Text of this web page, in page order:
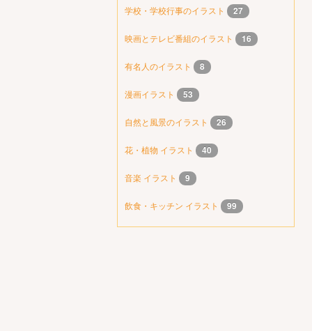
学校・学校行事のイラスト 27
映画とテレビ番組のイラスト 16
有名人のイラスト 8
漫画イラスト 53
自然と風景のイラスト 26
花・植物 イラスト 40
音楽 イラスト 9
飲食・キッチン イラスト 99